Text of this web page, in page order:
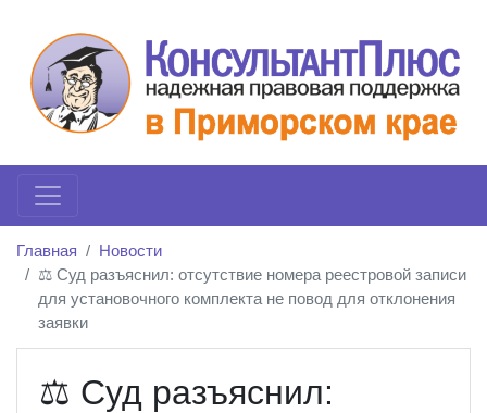
Главная
Новости
⚖️ Суд разъяснил: отсутствие номера реестровой записи
для установочного комплекта не повод для отклонения
заявки
⚖️ Суд разъяснил: